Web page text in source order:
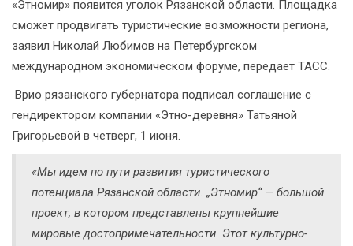
«Этномир» появится уголок Рязанской области. Площадка
сможет продвигать туристические возможности региона,
заявил Николай Любимов на Петербургском
международном экономическом форуме, передает ТАСС.
Врио рязанского губернатора подписал соглашение с
гендиректором компании «Этно-деревня» Татьяной
Григорьевой в четверг, 1 июня.
«Мы идем по пути развития туристического
потенциала Рязанской области. „Этномир“ — большой
проект, в котором представлены крупнейшие
мировые достопримечательности. Этот культурно-